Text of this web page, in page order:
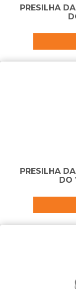
PRESILHA
PRESILHA
DO